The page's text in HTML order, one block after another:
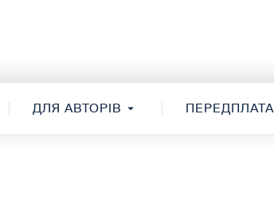
ДЛЯ АВТОРІВ ПЕРЕДПЛАТА